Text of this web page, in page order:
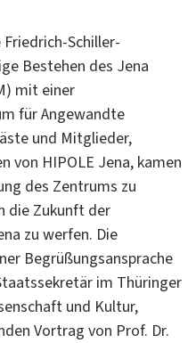
Schiller-
Bestehen des Jena
mit einer
für Angewandte
und Mitglieder,
von HIPOLE Jena, kamen
des Zentrums zu
die Zukunft der
zu werfen. Die
Begrüßungsansprache
im Thüringer
und Kultur,
Vortrag von Prof. Dr.